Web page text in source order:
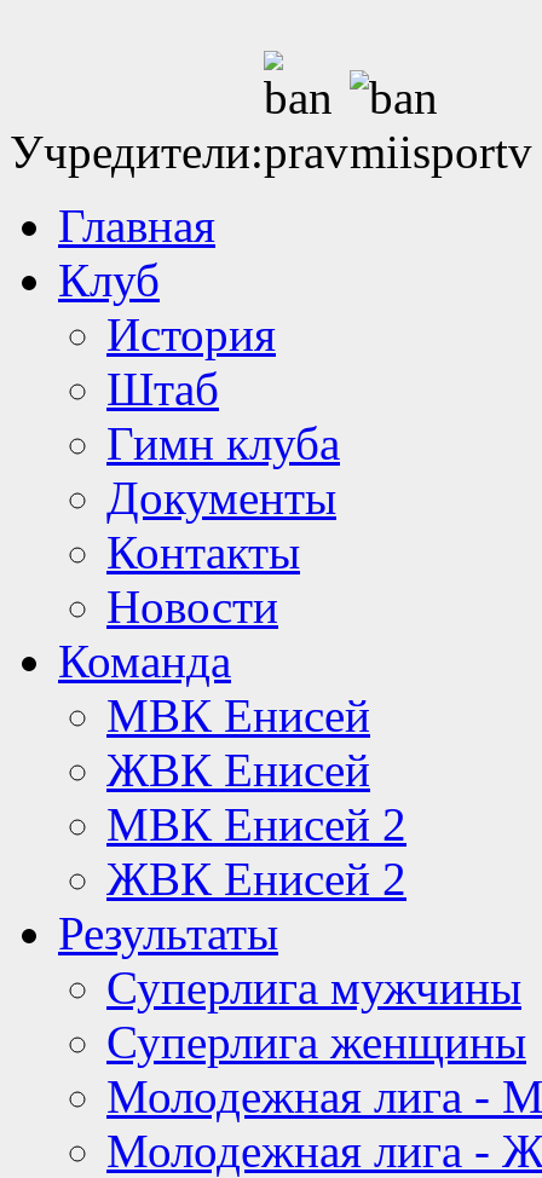
Учредители:
Главная
Клуб
История
Штаб
Гимн клуба
Документы
Контакты
Новости
Команда
МВК Енисей
ЖВК Енисей
МВК Енисей 2
ЖВК Енисей 2
Результаты
Суперлига мужчины
Суперлига женщины
Молодежная лига -
Молодежная лига -